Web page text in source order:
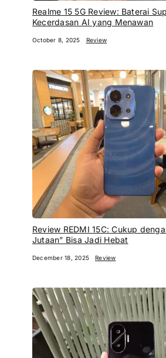
Realme 15 5G Review: Baterai
Kecerdasan AI yang Menawan
October 8, 2025 Review
Review REDMI 15C: Cukup
Jutaan” Bisa Jadi Hebat
December 18, 2025 Review